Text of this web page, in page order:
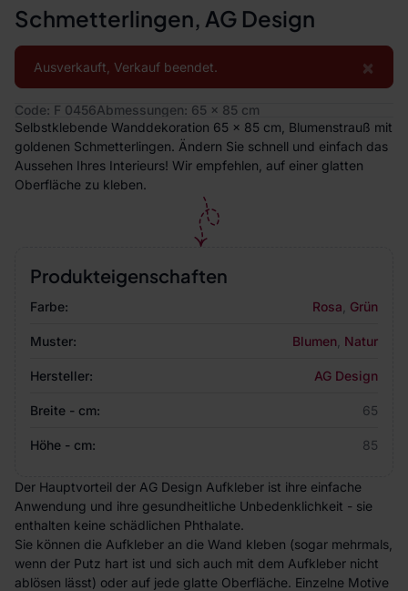
Schmetterlingen, AG Design
×
Ausverkauft, Verkauf beendet.
Code: F 0456Abmessungen: 65 x 85 cm
Selbstklebende Wanddekoration 65 x 85 cm, Blumenstrauß mit
goldenen Schmetterlingen. Ändern Sie schnell und einfach das
Aussehen Ihres Interieurs! Wir empfehlen, auf einer glatten
Oberfläche zu kleben.
Produkteigenschaften
Farbe: Rosa Grün
Muster: Blumen Natur
Hersteller: AG Design
Breite - cm: 65
Höhe - cm: 85
Der Hauptvorteil der AG Design Aufkleber ist ihre einfache
Anwendung und ihre gesundheitliche Unbedenklichkeit - sie
enthalten keine schädlichen Phthalate.
Sie können die Aufkleber an die Wand kleben (sogar mehrmals,
wenn der Putz hart ist und sich auch mit dem Aufkleber nicht
ablösen lässt) oder auf jede glatte Oberfläche. Einzelne Motive